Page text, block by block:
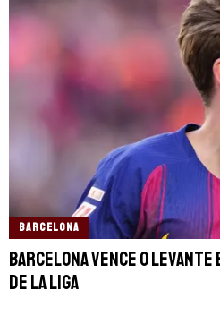
BARCELONA
Barcelona vence o
de La Liga